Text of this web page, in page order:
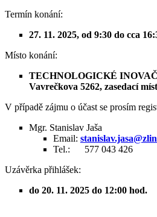
Termín konání:
27. 11. 2025, od 9:30 do cca
Místo konání:
TECHNOLOGICKÉ
Vavrečkova 5262, zasedací
V případě zájmu o účast se prosím
Mgr. Stanislav Jaša
Email:
Tel.: 577 043 426
Uzávěrka přihlášek:
do 20. 11. 2025 do 12:00 hod.